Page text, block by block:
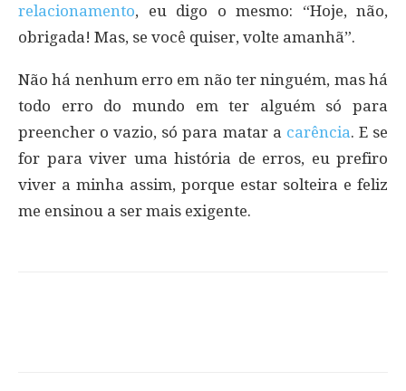
relacionamento, eu digo o mesmo: “Hoje, não,
obrigada! Mas, se você quiser, volte amanhã”.
Não há nenhum erro em não ter ninguém, mas há
todo erro do mundo em ter alguém só para
preencher o vazio, só para matar a carência. E se
for para viver uma história de erros, eu prefiro
viver a minha assim, porque estar solteira e feliz
me ensinou a ser mais exigente.